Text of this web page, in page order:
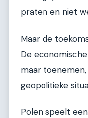
praten en niet
Maar de
De
maar
geopolitieke
Polen speelt